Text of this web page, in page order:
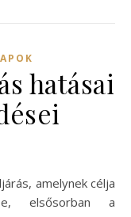
hatásai
elsősorban a